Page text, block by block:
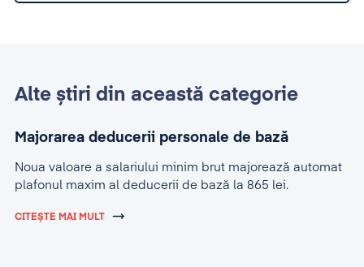
Alte știri din această categorie
Majorarea deducerii personale de bază
Noua valoare a salariului minim brut majorează automat
plafonul maxim al deducerii de bază la 865 lei.
CITEȘTE MAI MULT